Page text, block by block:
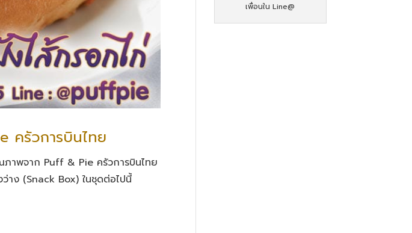
ครัวการบินไทย
าพจาก Puff & Pie ครัวการบินไทย
าง (Snack Box) ในชุดต่อไปนี้
เพื่อนใน Line@